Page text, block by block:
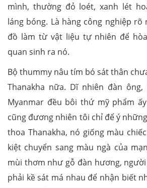
mình, thường đỏ loét, xanh lét
láng bóng. Là hàng công nghiệp rõ
đồ làm từ vật liệu tự nhiên để
quan sinh ra nó.
Bộ thummy nâu tím bó sát thân
Thanakha nữa. Dĩ nhiên đàn
Myanmar đều bôi thứ mỹ phẩm
cũng đương nhiên tôi chỉ để ý
thoa Thanakha, nó giống màu
kiệt chuyển sang màu ngà của
mùi thơm như gỗ đàn hương,
phải kề sát má nhau để nhận biết